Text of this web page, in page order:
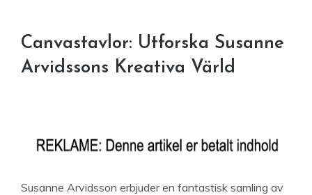
Canvastavlor: Utforska Susanne
Arvidssons Kreativa Värld
Susanne Arvidsson erbjuder en fantastisk samling av